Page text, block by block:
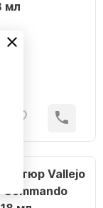
мл
Vallejo